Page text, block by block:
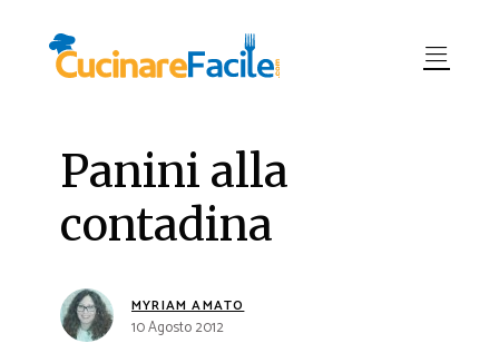
Panini alla
contadina
MYRIAM AMATO
10 Agosto 2012